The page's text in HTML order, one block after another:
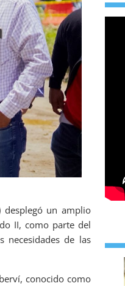
desplegó un amplio
II, como parte del
necesidades de las
conocido como